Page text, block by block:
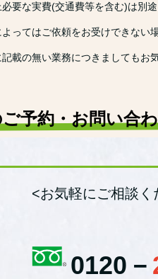
要な実費(交通費等を含む)は別途
ってはご依頼をお受けできない
載の無い業務につきましてもお
予約・お問い合
<お気軽にご相談く
不動
0120－